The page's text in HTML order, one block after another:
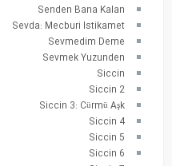
Senden Bana Kalan
Sevda: Mecburi Istikamet
Sevmedim Deme
Sevmek Yuzunden
Siccin
Siccin 2
Siccin 3: Cürmü Aşk
Siccin 4
Siccin 5
Siccin 6